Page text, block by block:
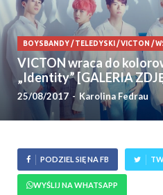
BOYSBANDY/TELEDYSKI /VICTON /
VICTON wraca do
„Identity” [GALERIA
25/08/2017 - Karolina Fedrau
PODZIEL SIĘ NA FB
WYŚLIJ NA WHATSAPP